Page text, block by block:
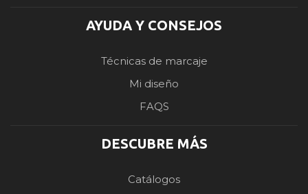
AYUDA Y CONSEJOS
Técnicas de marcaje
Mi diseño
FAQS
DESCUBRE MÁS
Catálogos